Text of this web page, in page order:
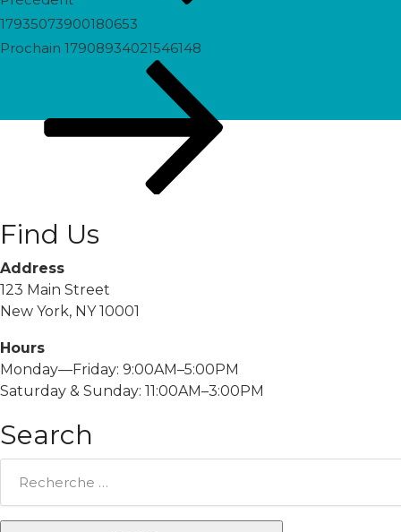
17935073900180653
Prochain
Prochain 17908934021546148
Find Us
Address
123 Main Street
New York, NY 10001
Hours
Monday—Friday: 9:00AM–5:00PM
Saturday & Sunday: 11:00AM–3:00PM
Search